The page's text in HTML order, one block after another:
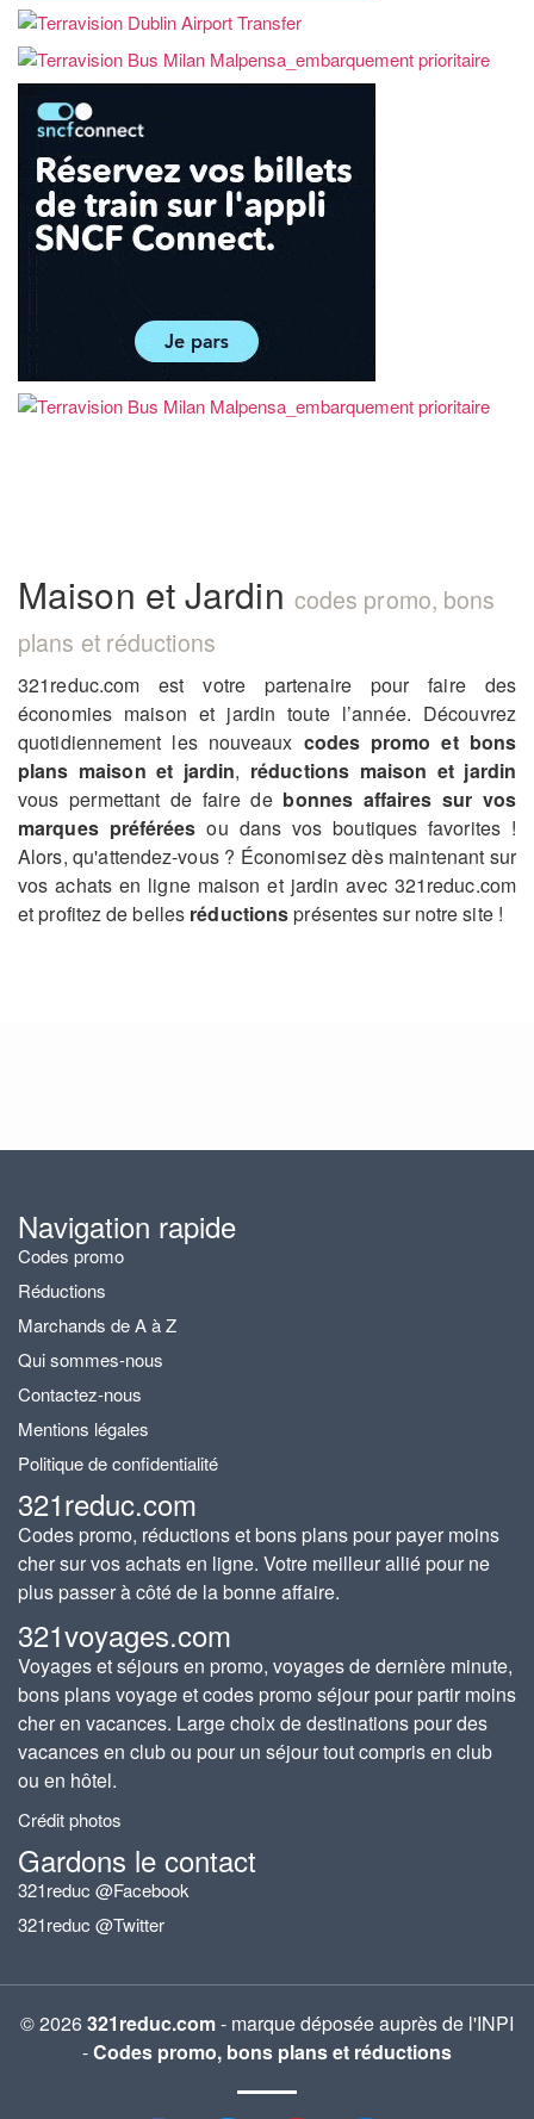
Maison et Jardin codes promo, bons
plans et réductions
321reduc.com est votre partenaire pour faire des
économies maison et jardin toute l’année. Découvrez
quotidiennement les nouveaux codes promo et bons
plans maison et jardin, réductions maison et jardin
vous permettant de faire de bonnes affaires sur vos
marques préférées ou dans vos boutiques favorites !
Alors, qu'attendez-vous ? Économisez dès maintenant sur
vos achats en ligne maison et jardin avec 321reduc.com
et profitez de belles réductionsprésentes sur notre site !
Navigation rapide
Codes promo
Réductions
Marchands de A à Z
Qui sommes-nous
Contactez-nous
Mentions légales
Politique de confidentialité
321reduc.com
Codes promo, réductions et bons plans pour payer moins
cher sur vos achats en ligne. Votre meilleur allié pour ne
plus passer à côté de la bonne affaire.
321voyages.com
Voyages et séjours en promo, voyages de dernière minute,
bons plans voyage et codes promo séjour pour partir moins
cher en vacances. Large choix de destinations pour des
vacances en club ou pour un séjour tout compris en club
ou en hôtel.
Crédit photos
Gardons le contact
321reduc @Facebook
321reduc @Twitter
© 2026321reduc.com- marque déposée auprès de l'INPI
-Codes promo, bons plans et réductions